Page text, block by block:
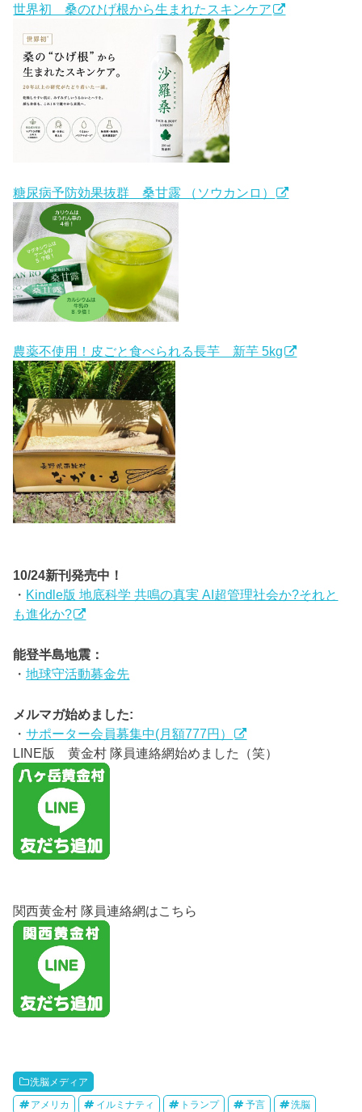
世界初 桑のひげ根から生まれたスキンケア
糖尿病予防効果抜群 桑甘露 （ソウカンロ）
農薬不使用！皮ごと食べられる長芋 新芋 5kg
10/24新刊発売中！
・ Kindle版 地底科学 共鳴の真実 AI超管理社会か?それと
も進化か?
能登半島地震：
・地球守活動募金先
メルマガ始めました:
・サポーター会員募集中(月額777円）
LINE版 黄金村 隊員連絡網始めました（笑）
関西黄金村 隊員連絡網はこちら
洗脳メディア
アメリカ イルミナティ トランプ 予言 洗脳